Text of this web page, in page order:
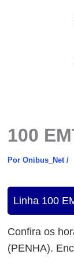
100
Por Onibus_Net /
Linha 100
Confira os
(PENHA).